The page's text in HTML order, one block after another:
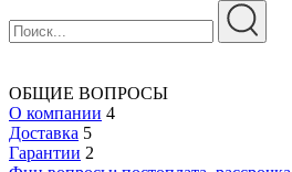
ОБЩИЕ ВОПРОСЫ
О компании 4
Доставка 5
Гарантии 2